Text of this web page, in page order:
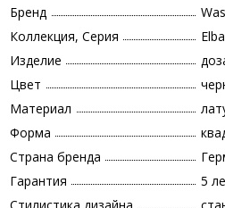
Бренд
Коллекция, Серия
Изделие
Цвет
Материал
Форма
Страна бренда
Гарантия
5